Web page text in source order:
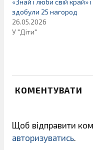
«Знай і люби свій край» і
здобули 25 нагород
26.05.2026
У "Діти"
КОМЕНТУВАТИ
Щоб відправити
авторизуватись.